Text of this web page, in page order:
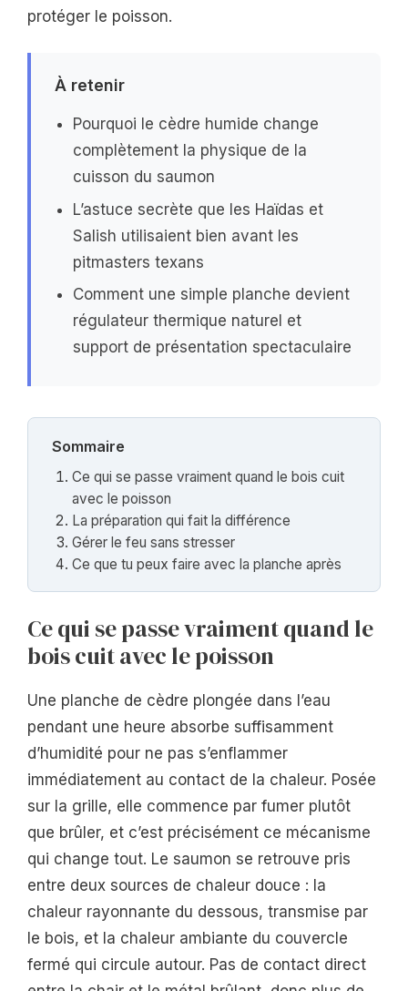
protéger le poisson.
À retenir
Pourquoi le cèdre humide change
complètement la physique de la
cuisson du saumon
L’astuce secrète que les Haïdas et
Salish utilisaient bien avant les
pitmasters texans
Comment une simple planche devient
régulateur thermique naturel et
support de présentation spectaculaire
Sommaire
Ce qui se passe vraiment quand le bois cuit
avec le poisson
La préparation qui fait la différence
Gérer le feu sans stresser
Ce que tu peux faire avec la planche après
Ce qui se passe vraiment quand le
bois cuit avec le poisson
Une planche de cèdre plongée dans l’eau
pendant une heure absorbe suffisamment
d’humidité pour ne pas s’enflammer
immédiatement au contact de la chaleur. Posée
sur la grille, elle commence par fumer plutôt
que brûler, et c’est précisément ce mécanisme
qui change tout. Le saumon se retrouve pris
entre deux sources de chaleur douce : la
chaleur rayonnante du dessous, transmise par
le bois, et la chaleur ambiante du couvercle
fermé qui circule autour. Pas de contact direct